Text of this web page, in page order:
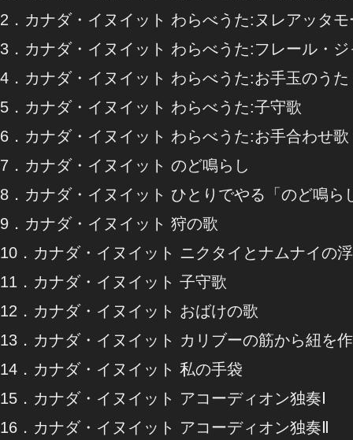
2．カナダ・イヌイット わらべうた:ヌレアッタモ
3．カナダ・イヌイット わらべうた:フレール・ジ
4．カナダ・イヌイット わらべうた:お手玉のうた
5．カナダ・イヌイット わらべうた:子守歌
6．カナダ・イヌイット わらべうた:お手合わせ歌
7．カナダ・イヌイット のど鳴らし
8．カナダ・イヌイット ひとりでやる「のど鳴ら
9．カナダ・イヌイット 狩の歌
10．カナダ・イヌイット ニクタイとナムナイの
11．カナダ・イヌイット 子守歌
12．カナダ・イヌイット おばけの歌
13．カナダ・イヌイット カリブーの筋から紐を
14．カナダ・イヌイット 私の手袋
15．カナダ・イヌイット アコーディオン独奏Ⅰ
16．カナダ・イヌイット アコーディオン独奏Ⅱ